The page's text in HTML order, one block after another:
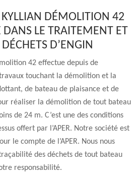
KYLLIAN DÉMOLITION 42
DANS LE TRAITEMENT ET
D’ENGIN
42 effectue depuis de
touchant la démolition et la
de bateau de plaisance et de
réaliser la démolition de tout bateau
de 24 m. C’est une des conditions
offert par l’APER. Notre société est
le compte de l’APER. Nous nous
des déchets de tout bateau
responsabilité.